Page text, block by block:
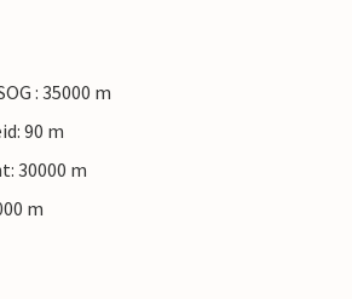
: 35000 m
90 m
30000 m
m